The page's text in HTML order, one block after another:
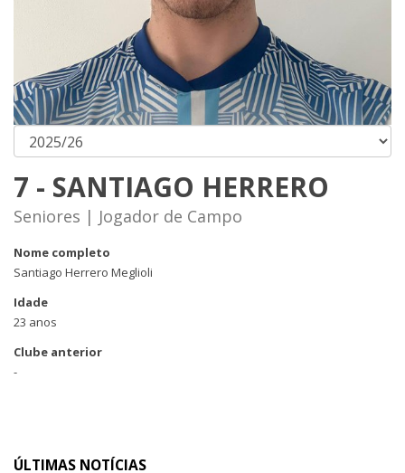
7 - SANTIAGO HERRERO
Seniores | Jogador de Campo
Nome completo
Santiago Herrero Meglioli
Idade
23 anos
Clube anterior
-
ÚLTIMAS NOTÍCIAS